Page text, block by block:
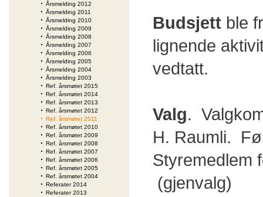
Årsmelding 2012
Årsmelding 2011
Årsmelding 2010
Årsmelding 2009
Årsmelding 2008
Årsmelding 2007
Årsmelding 2006
Årsmelding 2005
Årsmelding 2004
Årsmelding 2003
Ref. årsmøtet 2015
Ref. årsmøtet 2014
Ref. årsmøtet 2013
Ref. årsmøtet 2012
Ref. årsmøtet 2011
Ref. årsmøtet 2010
Ref. årsmøtet 2009
Ref. årsmøtet 2008
Ref. årsmøtet 2007
Ref. årsmøtet 2006
Ref. årsmøtet 2005
Ref. årsmøtet 2004
Referater 2014
Referater 2013
Budsjett ble
lignende
vedtatt.
Valg.
H. Raumli.
(gjenvalg)